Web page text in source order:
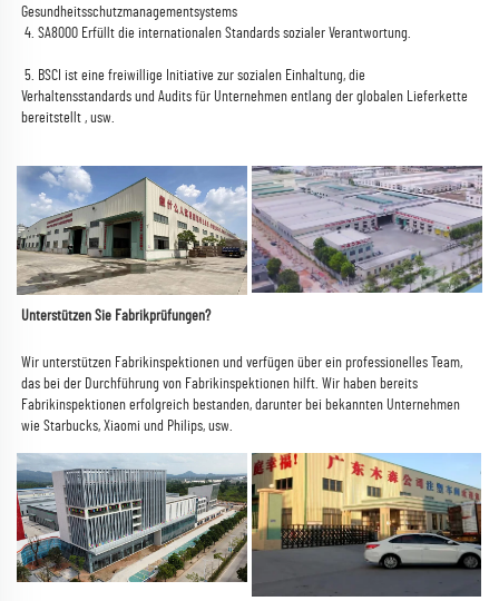
Gesundheitsschutzmanagementsystems
4. SA8000 Erfüllt die internationalen Standards sozialer Verantwortung.
5. BSCI ist eine freiwillige Initiative zur sozialen Einhaltung, die
Verhaltensstandards und Audits für Unternehmen entlang der globalen Lieferkette
bereitstellt , usw.
Unterstützen Sie Fabrikprüfungen?
Wir unterstützen Fabrikinspektionen und verfügen über ein professionelles Team,
das bei der Durchführung von Fabrikinspektionen hilft. Wir haben bereits
Fabrikinspektionen erfolgreich bestanden, darunter bei bekannten Unternehmen
wie Starbucks, Xiaomi und Philips, usw.